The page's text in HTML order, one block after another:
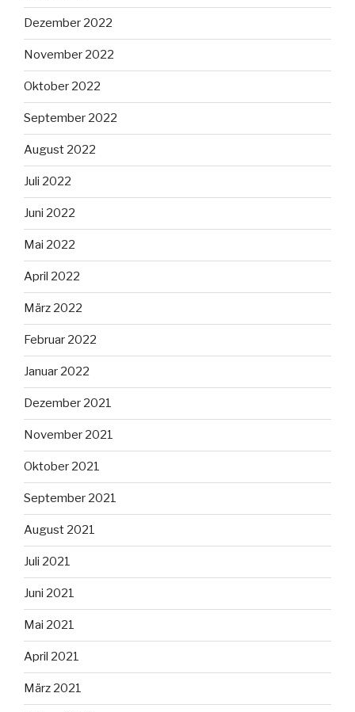
Dezember 2022
November 2022
Oktober 2022
September 2022
August 2022
Juli 2022
Juni 2022
Mai 2022
April 2022
März 2022
Februar 2022
Januar 2022
Dezember 2021
November 2021
Oktober 2021
September 2021
August 2021
Juli 2021
Juni 2021
Mai 2021
April 2021
März 2021